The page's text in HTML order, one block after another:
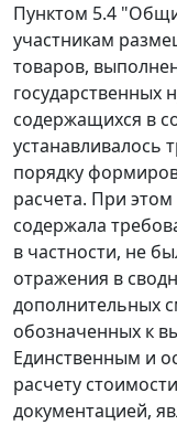
Пунктом 5.4
участникам
товаров,
государственных
содержащихся в
устанавливалось
порядку
расчета. При
содержала
в частности, не
отражения в
дополнительных
обозначенных к
Единственным и
расчету
документацией,